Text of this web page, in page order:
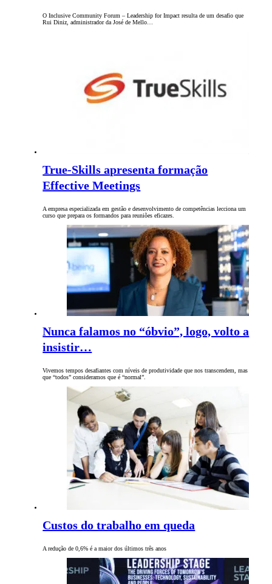
O Inclusive Community Forum – Leadership for Impact resulta de um desafio que
Rui Diniz, administrador da José de Mello…
True-Skills apresenta formação
Effective Meetings
A empresa especializada em gestão e desenvolvimento de competências lecciona um
curso que prepara os formandos para reuniões eficazes.
Nunca falamos no “óbvio”, logo, volto a
insistir…
Vivemos tempos desafiantes com níveis de produtividade que nos transcendem, mas
que “todos” consideramos que é “normal”.
Custos do trabalho em queda
A redução de 0,6% é a maior dos últimos três anos